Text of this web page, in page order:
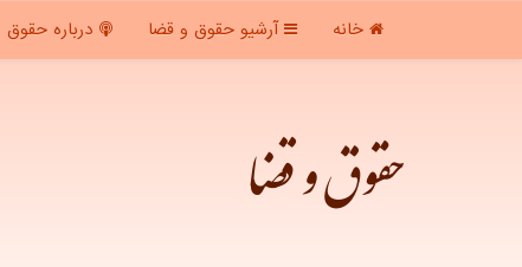
خانه آرشیو حقوق و قضا درباره
حقوق و قضا